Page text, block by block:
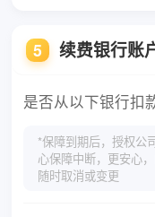
5 续费银行账
是否从以下银行扣
*保障到期后，授权公
心保障中断，更安心
随时取消或变更